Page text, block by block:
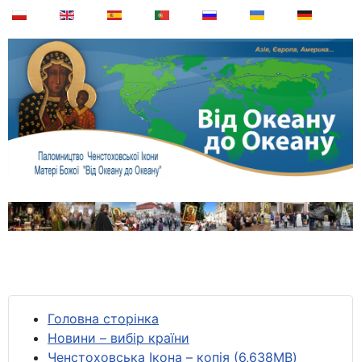
Головна сторінка
Новини – вибір країни
Ченстоховська Ікона – копія (6,638MB)